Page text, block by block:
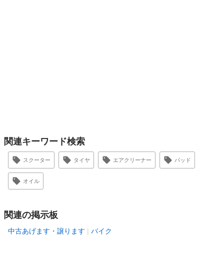
関連キーワード検索
スクーター タイヤ エアクリーナー パッド
オイル
関連の掲示板
中古あげます・譲ります バイク